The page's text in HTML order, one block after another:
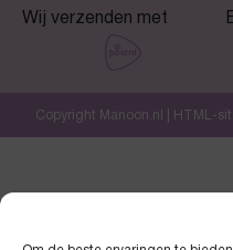
Wij verzenden met
Copyright Manoon.nl | HTML-